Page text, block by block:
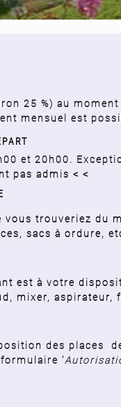
25 %) au
mensuel est
et 20h00.
pas admis < <
vous trouveriez du
sacs à ordure,
est à votre
mixer, aspirateur,
des places
'